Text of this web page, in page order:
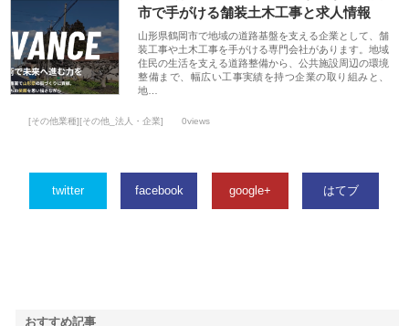
市で手がける舗装土木工事と求人情報
山形県鶴岡市で地域の道路基盤を支える企業として、舗
装工事や土木工事を手がける専門会社があります。地域
住民の生活を支える道路整備から、公共施設周辺の環境
整備まで、幅広い工事実績を持つ企業の取り組みと、
地…
[その他業種][その他_法人・企業] 0views
twitter facebook google+ はてブ
おすすめ記事